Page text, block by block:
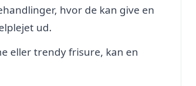
hvor de kan give en
ud.
eller trendy frisure, kan en